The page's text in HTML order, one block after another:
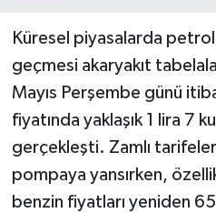
Küresel piyasalarda petrol
geçmesi akaryakıt
Mayıs Perşembe günü
fiyatında yaklaşık 1 lira 7
gerçekleşti. Zamlı
pompaya yansırken,
benzin fiyatları yeniden 65